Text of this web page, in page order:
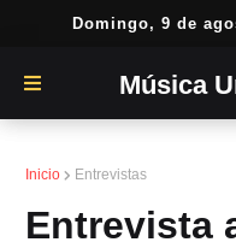
Domingo, 9 de
Música
Inicio Entrevistas
Entrevista